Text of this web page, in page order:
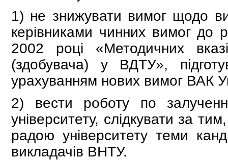
1) не знижувати вимог щодо
керівниками чинних вимог до
2002 році «Методичних
(здобувача) у ВДТУ»,
урахуванням нових вимог ВАК
2) вести роботу по
університету, слідкувати за
радою університету теми
викладачів ВНТУ.